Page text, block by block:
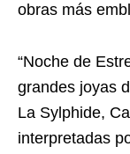
obras más
“Noche de
grandes joyas
La Sylphide,
interpretadas